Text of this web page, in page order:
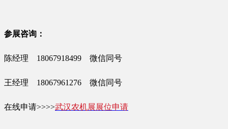
参展咨询：
陈经理 18067918499 微信同号
王经理 18067961276 微信同号
在线申请>>>>武汉农机展展位申请